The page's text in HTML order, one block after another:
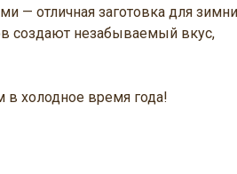
— отличная заготовка для
создают незабываемый вкус,
холодное время года!